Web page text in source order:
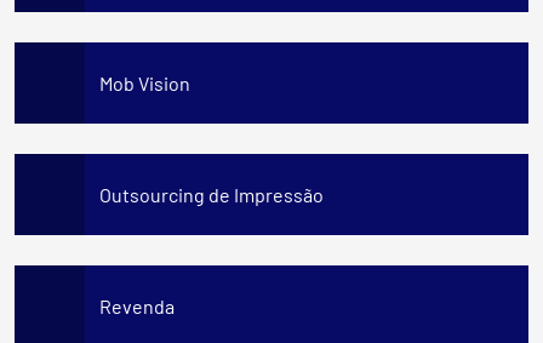
Mob Vision
Outsourcing de Impressão
Revenda